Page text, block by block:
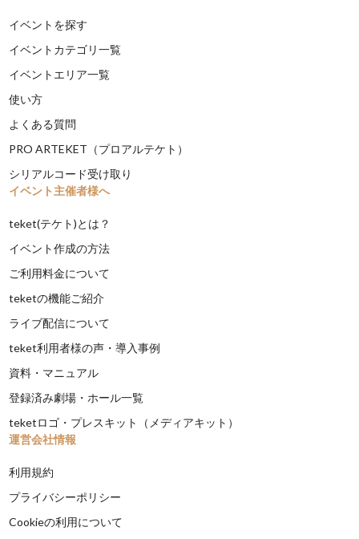
イベントを探す
イベントカテゴリ一覧
イベントエリア一覧
使い方
よくある質問
PRO ARTEKET（プロアルテケト）
シリアルコード受け取り
イベント主催者様へ
teket(テケト)とは？
イベント作成の方法
ご利用料金について
teketの機能ご紹介
ライブ配信について
teket利用者様の声・導入事例
資料・マニュアル
登録済み劇場・ホール一覧
teketロゴ・プレスキット（メディアキット）
運営会社情報
利用規約
プライバシーポリシー
Cookieの利用について